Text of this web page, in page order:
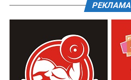
РЕКЛАМА